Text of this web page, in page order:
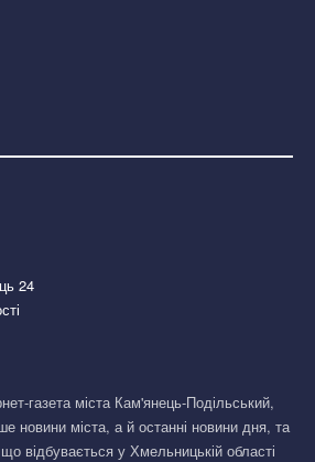
24
газета міста Кам'янець-Подільський,
новини міста, а й останні новини дня, та
відбувається у Хмельницькій області